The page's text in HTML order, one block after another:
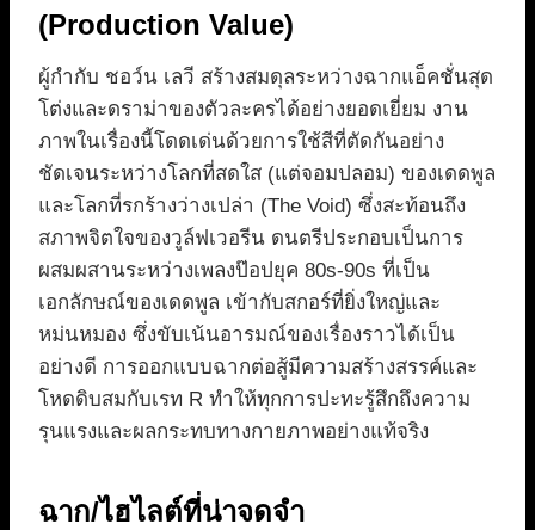
(Production Value)
ผู้กำกับ ชอว์น เลวี สร้างสมดุลระหว่างฉากแอ็คชั่นสุด
โต่งและดราม่าของตัวละครได้อย่างยอดเยี่ยม งาน
ภาพในเรื่องนี้โดดเด่นด้วยการใช้สีที่ตัดกันอย่าง
ชัดเจนระหว่างโลกที่สดใส (แต่จอมปลอม) ของเดดพูล
และโลกที่รกร้างว่างเปล่า (The Void) ซึ่งสะท้อนถึง
สภาพจิตใจของวูล์ฟเวอรีน ดนตรีประกอบเป็นการ
ผสมผสานระหว่างเพลงป๊อปยุค 80s-90s ที่เป็น
เอกลักษณ์ของเดดพูล เข้ากับสกอร์ที่ยิ่งใหญ่และ
หม่นหมอง ซึ่งขับเน้นอารมณ์ของเรื่องราวได้เป็น
อย่างดี การออกแบบฉากต่อสู้มีความสร้างสรรค์และ
โหดดิบสมกับเรท R ทำให้ทุกการปะทะรู้สึกถึงความ
รุนแรงและผลกระทบทางกายภาพอย่างแท้จริง
ฉาก/ไฮไลต์ที่น่าจดจำ